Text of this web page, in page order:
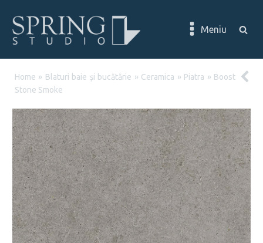
Meniu
Home » Blaturi baie și bucătărie » Ceramica » Piatra » Boost
Stone Smoke